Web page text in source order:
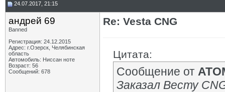
24.07.2017, 21:15
андрей 69
Banned
Регистрация: 24.12.2015
Адрес: г.Озерск, Челябинская
область
Автомобиль: Ниссан ноте
Возраст: 56
Сообщений: 678
Re: Vesta CNG
Цитата:
Сообщение от
Заказал Весту